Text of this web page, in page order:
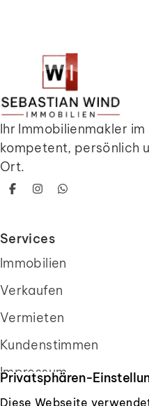
Ihr Immobilienmakler
kompetent, persönlich
Ort.
Facebook
InstagramWhatsApp
Services
Immobilien
Verkaufen
Vermieten
Kundenstimmen
Impressum
Privatsphären-
Diese Webseite